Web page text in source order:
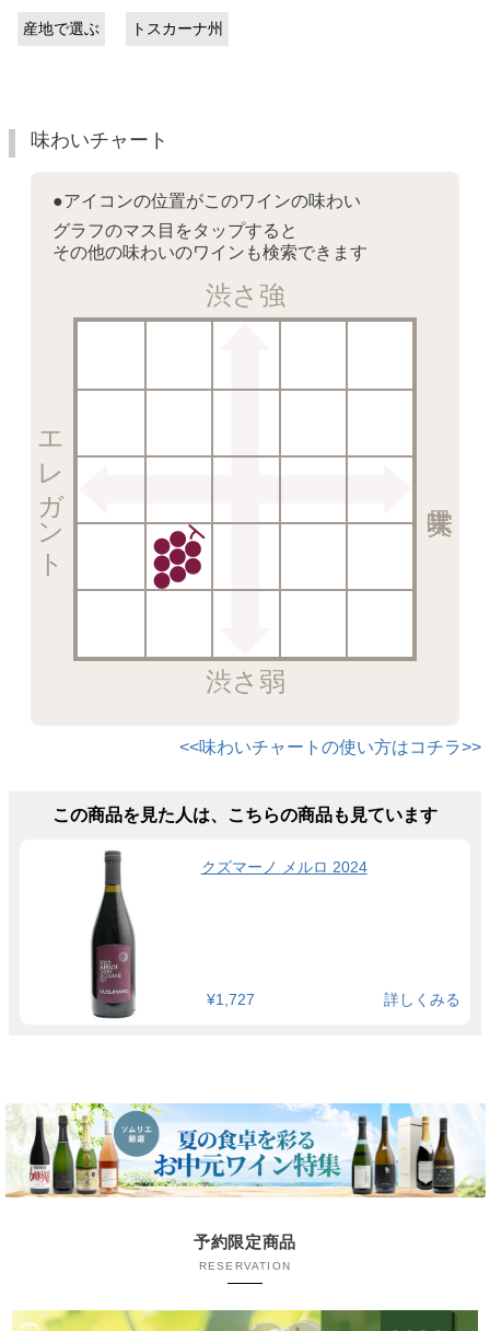
産地で選ぶ トスカーナ州
味わいチャート
●アイコンの位置がこのワインの味わい
グラフのマス目をタップすると
その他の味わいのワインも検索できます
渋さ強
渋さ弱
エレガント
<<味わいチャートの使い方はコチラ>>
この商品を見た人は、こちらの商品も見ています
クズマーノ メルロ 2024
¥1,727 詳しくみる
予約限定商品
RESERVATION